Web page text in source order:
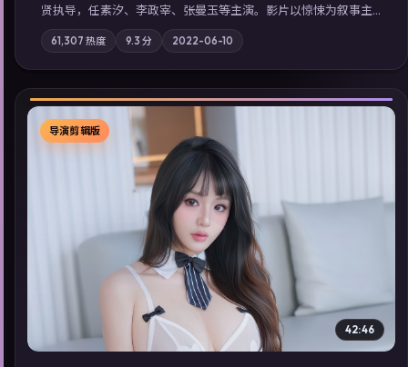
贤执导，任素汐、李政宰、张曼玉等主演。影片以惊悚为叙事主
轴，失踪人口档案牵出跨国灰色产业链；摄影与配乐强化地域气
质；站内亦可通过「国产免费观看高清电视剧在线看」延展检索
同类型高分佳作，畅享高清在线追剧体验。
61,307 热度 9.3 分 2022-06-10
▶
导演剪辑版
42:46